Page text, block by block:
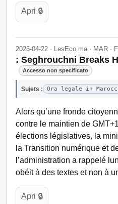
Apri 🔒
2026-04-22 · LesEco.ma · MAR ·
: Seghrouchni Breaks
Accesso non specificato
Sujets : Ora legale in
Alors qu’une fronde
contre le maintien de
élections législatives, la
la Transition numérique et
l’administration a rappelé
obéit à des textes et non à
Apri 🔒